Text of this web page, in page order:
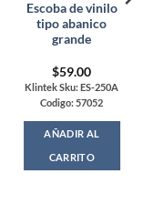
Escoba de vinilo
tipo abanico
grande
$59.00
Klintek Sku: ES-250A
Codigo: 57052
AÑADIR AL
CARRITO